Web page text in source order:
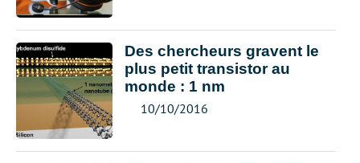
Des chercheurs gravent le
plus petit transistor au
monde : 1 nm
10/10/2016